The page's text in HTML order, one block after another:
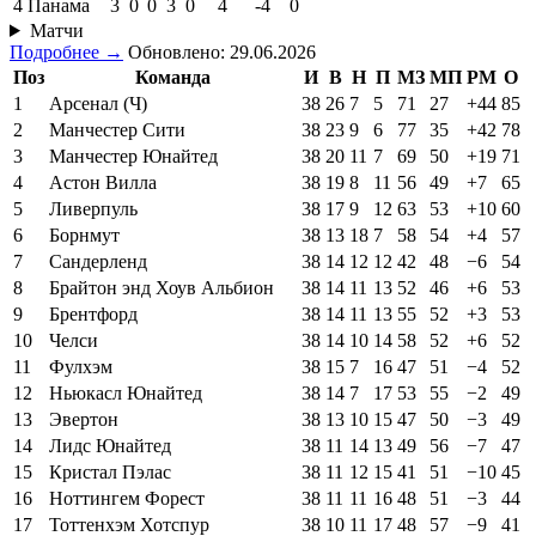
4 Панама 3 0 0 3 0 4 -4
0
Матчи
Подробнее → Обновлено: 29.06.2026
Поз
Команда И В Н П МЗ МП РМ О
1
Арсенал (Ч) 38 26 7 5 71 27 +44 85
2
Манчестер Сити 38 23 9 6 77 35 +42 78
3
Манчестер Юнайтед 38 20 11 7 69 50 +19 71
4
Астон Вилла 38 19 8 11 56 49 +7
65
5
Ливерпуль 38 17 9 12 63 53 +10 60
6
Борнмут 38 13 18 7 58 54 +4
57
7
Сандерленд 38 14 12 12 42 48 −6
54
8
Брайтон энд Хоув Альбион 38 14 11 13 52 46 +6
53
9
Брентфорд 38 14 11 13 55 52 +3
53
10
Челси 38 14 10 14 58 52 +6
52
11
Фулхэм 38 15 7 16 47 51 −4
52
12
Ньюкасл Юнайтед 38 14 7 17 53 55 −2
49
13
Эвертон 38 13 10 15 47 50 −3
49
14
Лидс Юнайтед 38 11 14 13 49 56 −7
47
15
Кристал Пэлас 38 11 12 15 41 51 −10 45
16
Ноттингем Форест 38 11 11 16 48 51 −3
44
17
Тоттенхэм Хотспур 38 10 11 17 48 57 −9
41